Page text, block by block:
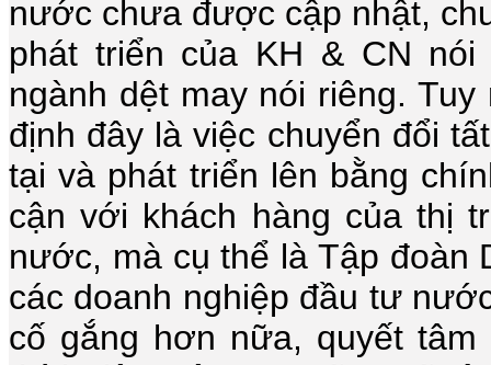
nước chưa được cập nhật,
phát triển của KH & CN
ngành dệt may nói riêng.
định đây là việc chuyển đổi
tại và phát triển lên bằng
cận với khách hàng của thị
nước, mà cụ thể là Tập đoàn
các doanh nghiệp đầu tư
cố gắng hơn nữa, quyết